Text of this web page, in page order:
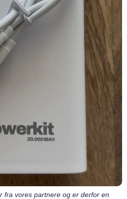
fra vores partnere og er derfor en